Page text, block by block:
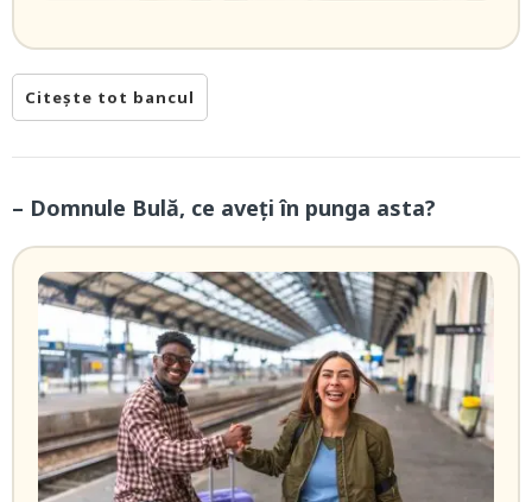
Citește tot bancul
– Domnule Bulă, ce aveți în punga asta?